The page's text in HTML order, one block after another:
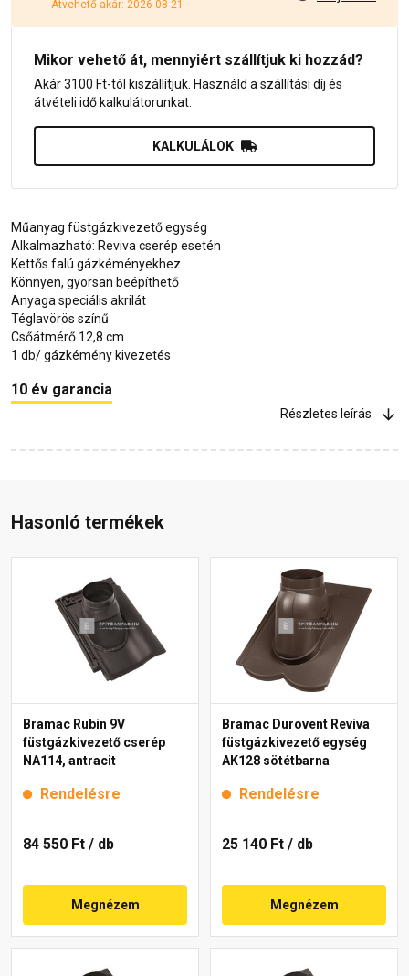
Átvehető akár: 2026-08-21
Mikor vehető át, mennyiért szállítjuk ki hozzád?
Akár 3100 Ft-tól kiszállítjuk. Használd a szállítási díj és
átvételi idő kalkulátorunkat.
KALKULÁLOK
Műanyag füstgázkivezető egység
Alkalmazható: Reviva cserép esetén
Kettős falú gázkéményekhez
Könnyen, gyorsan beépíthető
Anyaga speciális akrilát
Téglavörös színű
Csőátmérő 12,8 cm
1 db/ gázkémény kivezetés
10 év garancia
Részletes leírás
Hasonló termékek
Bramac Rubin 9V
füstgázkivezető cserép
NA114, antracit
Rendelésre
84 550 Ft / db
Megnézem
Bramac Durovent Reviva
füstgázkivezető egység
AK128 sötétbarna
Rendelésre
25 140 Ft / db
Megnézem